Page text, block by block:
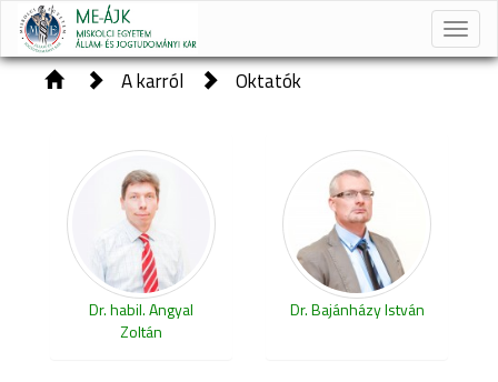
Toggle
A karról Oktatók
Dr. habil. Angyal
Zoltán
Dr. Bajánházy István